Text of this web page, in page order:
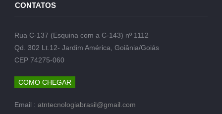
CONTATOS
Rua C-137 (Esquina com a C-143) nº 1112
Qd. 302 Lt.12- Jardim América, Goiânia/Goiás
CEP 74275-060
COMO CHEGAR
Email : atntecnologiabrasil@gmail.com